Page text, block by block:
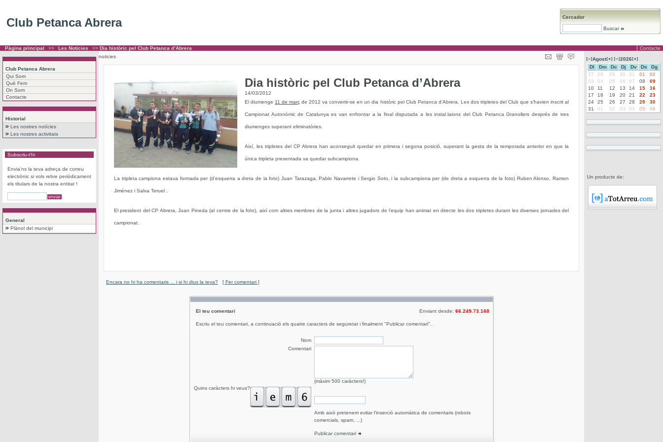
Club Petanca Abrera Cercador
Buscar
Pàgina principal >> Les Noticies >> Dia històric pel Club Petanca d’Abrera Contacte
Club Petanca Abrera
Qui Som
Què Fem
On Som
Contacte
Historial
Les nostres notícies
Les nostres activitats
Subscriu-t'hi
Envia'ns la teva adreça de correu
electrònic si vols rebre periòdicament
els titulars de la nostra entitat !
General
Plànol del municipi
noticies
Dia històric pel Club Petanca d’Abrera
14/03/2012
El diumenge 11 de març de 2012 va convertir-se en un dia històric pel Club Petanca d’Abrera. Les dos tripletes del Club que s’havien inscrit al
Campionat Autonòmic de Catalunya es van enfrontar a la final disputada a les instal.laions del Club Petanca Granollers després de tres
diumenges superant eliminatòries.
Així, les tripletes del CP Abrera han aconseguit quedar en primera i segona posició, superant la gesta de la temporada anterior en que la
única tripleta presentada va quedar subcampiona.
La tripleta campiona estava formada per (d’esquerra a dreta de la foto) Juan Tarazaga, Pablo Navarrete i Sergio Soto, i la subcampiona per (de dreta a esquerra de la foto) Ruben Alonso, Ramon
Jiménez i Salva Teruel .
El president del CP Abrera, Juan Pineda (al centre de la foto), així com altres membres de la junta i altres jugadors de l’equip han animat en directe les dos tripletes durant les diverses jornades del
campionat.
Encara no hi ha comentaris ... i si hi dius la teva? [ Fer comentari ]
El teu comentari Enviant desde: 66.249.73.168
Escriu el teu comentari, a continuació els quatre caracters de seguretat i finalment "Publicar comentari".
Nom
Comentari
(màxim 500 caràcters!)
Quins caràcters hi veus?
Amb això pretenem evitar l'inserció automàtica de comentaris (robots
comercials, spam, ...)
Publicar comentari
Agost
2026
Dl
Dm Dc Dj Dv Ds
Dg
27
28 29 30 31 01
02
03
04 05 06 07 08
09
10
11 12 13 14 15
16
17
18 19 20 21 22
23
24
25 26 27 28 29
30
31
01 02 03 04 05 06
Un producte de: